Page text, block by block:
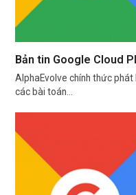
Bản tin Google Cloud
AlphaEvolve chính thức
các bài toán…